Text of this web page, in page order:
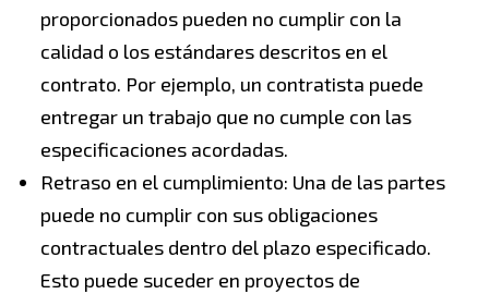
proporcionados pueden no cumplir con la
calidad o los estándares descritos en el
contrato. Por ejemplo, un contratista puede
entregar un trabajo que no cumple con las
especificaciones acordadas.
Retraso en el cumplimiento: Una de las partes
puede no cumplir con sus obligaciones
contractuales dentro del plazo especificado.
Esto puede suceder en proyectos de